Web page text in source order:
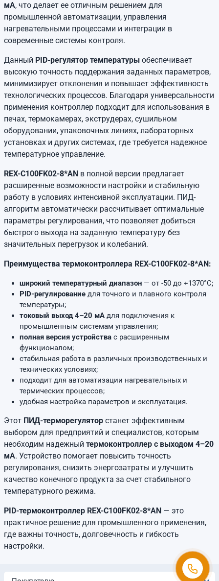
мА, что делает ее отличным решением для
промышленной автоматизации, управления
нагревательными процессами и интеграции в
современные системы контроля.
Данный PID-регулятор температуры обеспечивает
высокую точность поддержания заданных параметров,
минимизирует отклонения и повышает эффективность
технологических процессов. Благодаря универсальности
применения контроллер подходит для использования в
печах, термокамерах, экструдерах, сушильном
оборудовании, упаковочных линиях, лабораторных
установках и других системах, где требуется надежное
температурное управление.
REX-C100FK02-8*AN в полной версии предлагает
расширенные возможности настройки и стабильную
работу в условиях интенсивной эксплуатации. ПИД-
алгоритм автоматически рассчитывает оптимальные
параметры регулирования, что позволяет добиться
быстрого выхода на заданную температуру без
значительных перегрузок и колебаний.
Преимущества термоконтроллера REX-C100FK02-8*AN:
широкий температурный диапазон — от -50 до +1370°C;
PID-регулирование для точного и плавного контроля
температуры;
токовый выход 4–20 мА для подключения к
промышленным системам управления;
полная версия устройства с расширенным
функционалом;
стабильная работа в различных производственных и
технических условиях;
подходит для автоматизации нагревательных и
термических процессов;
удобная настройка параметров и эксплуатация.
Этот ПИД-терморегулятор станет эффективным
выбором для предприятий и специалистов, которым
необходим надежный термоконтроллер с выходом 4–20
мА. Устройство помогает повысить точность
регулирования, снизить энергозатраты и улучшить
качество конечного продукта за счет стабильного
температурного режима.
PID-термоконтроллер REX-C100FK02-8*AN — это
практичное решение для промышленного применения,
где важны точность, долговечность и гибкость
настройки.